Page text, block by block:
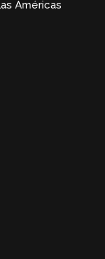
Américas